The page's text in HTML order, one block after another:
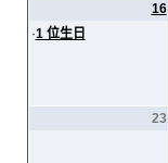
16
·1 位生日
23